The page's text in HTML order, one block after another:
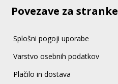
Povezave za stranke
Splošni pogoji uporabe
Varstvo osebnih podatkov
Plačilo in dostava